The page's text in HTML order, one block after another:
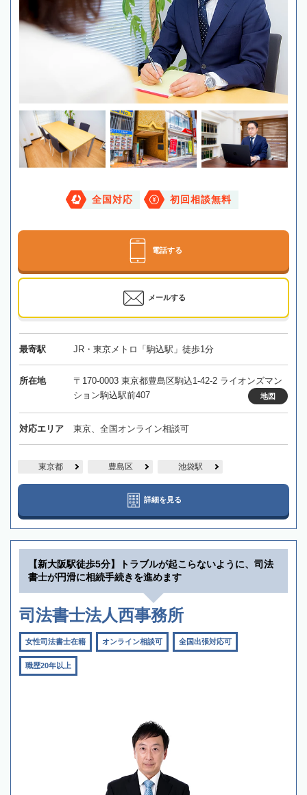
全国対応 初回相談無料
電話する
メールする
最寄駅 JR・東京メトロ「駒込駅」徒歩1分
所在地
〒170-0003 東京都豊島区駒込1-42-2 ライオンズマン
ション駒込駅前407
地図
対応エリア 東京、全国オンライン相談可
東京都 豊島区 池袋駅
詳細を見る
【新大阪駅徒歩5分】トラブルが起こらないように、司法
書士が円滑に相続手続きを進めます
司法書士法人西事務所
女性司法書士在籍 オンライン相談可 全国出張対応可
職歴20年以上